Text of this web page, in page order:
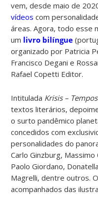
vem, desde maio de
vídeos com
áreas. Agora, todo esse
um livro bilíngue
organizado por Patricia
Francisco Degani e
Rafael Copetti Editor.
Intitulada Krisis –
textos literários,
o surto pandêmico
concedidos com
personalidades do
Carlo Ginzburg, Massimo
Paolo Giordano,
Magrelli, dentre outros.
acompanhados das